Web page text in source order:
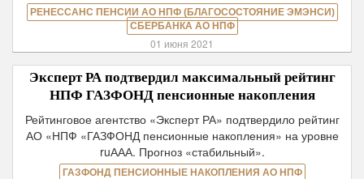
РЕНЕССАНС ПЕНСИИ АО НПФ (БЛАГОСОСТОЯНИЕ ЭМЭНСИ)
СБЕРБАНКА АО НПФ
01 июня 2021
Эксперт РА подтвердил максимальный рейтинг
НПФ ГАЗФОНД пенсионные накопления
Рейтинговое агентство «Эксперт РА» подтвердило рейтинг
АО «НПФ «ГАЗФОНД пенсионные накопления» на уровне
ruААА. Прогноз «стабильный».
ГАЗФОНД ПЕНСИОННЫЕ НАКОПЛЕНИЯ АО НПФ